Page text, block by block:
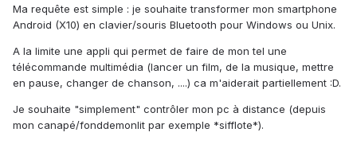
Ma requête est simple : je souhaite transformer mon smartphone
Android (X10) en clavier/souris Bluetooth pour Windows ou Unix.
A la limite une appli qui permet de faire de mon tel une
télécommande multimédia (lancer un film, de la musique, mettre
en pause, changer de chanson, ....) ca m'aiderait partiellement :D.
Je souhaite "simplement" contrôler mon pc à distance (depuis
mon canapé/fonddemonlit par exemple *sifflote*).